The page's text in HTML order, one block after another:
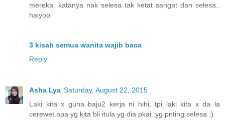
mereka. katanya nak selesa tak ketat sangat dan selesa..
haiyoo
3 kisah semua wanita wajib baca
Reply
Asha Lya Saturday, August 22, 2015
Laki kita x guna baju2 kerja ni hihi, tpi laki kita x da la
cerewet.apa yg kita bli itula yg dia pkai..yg pnting selesa :)